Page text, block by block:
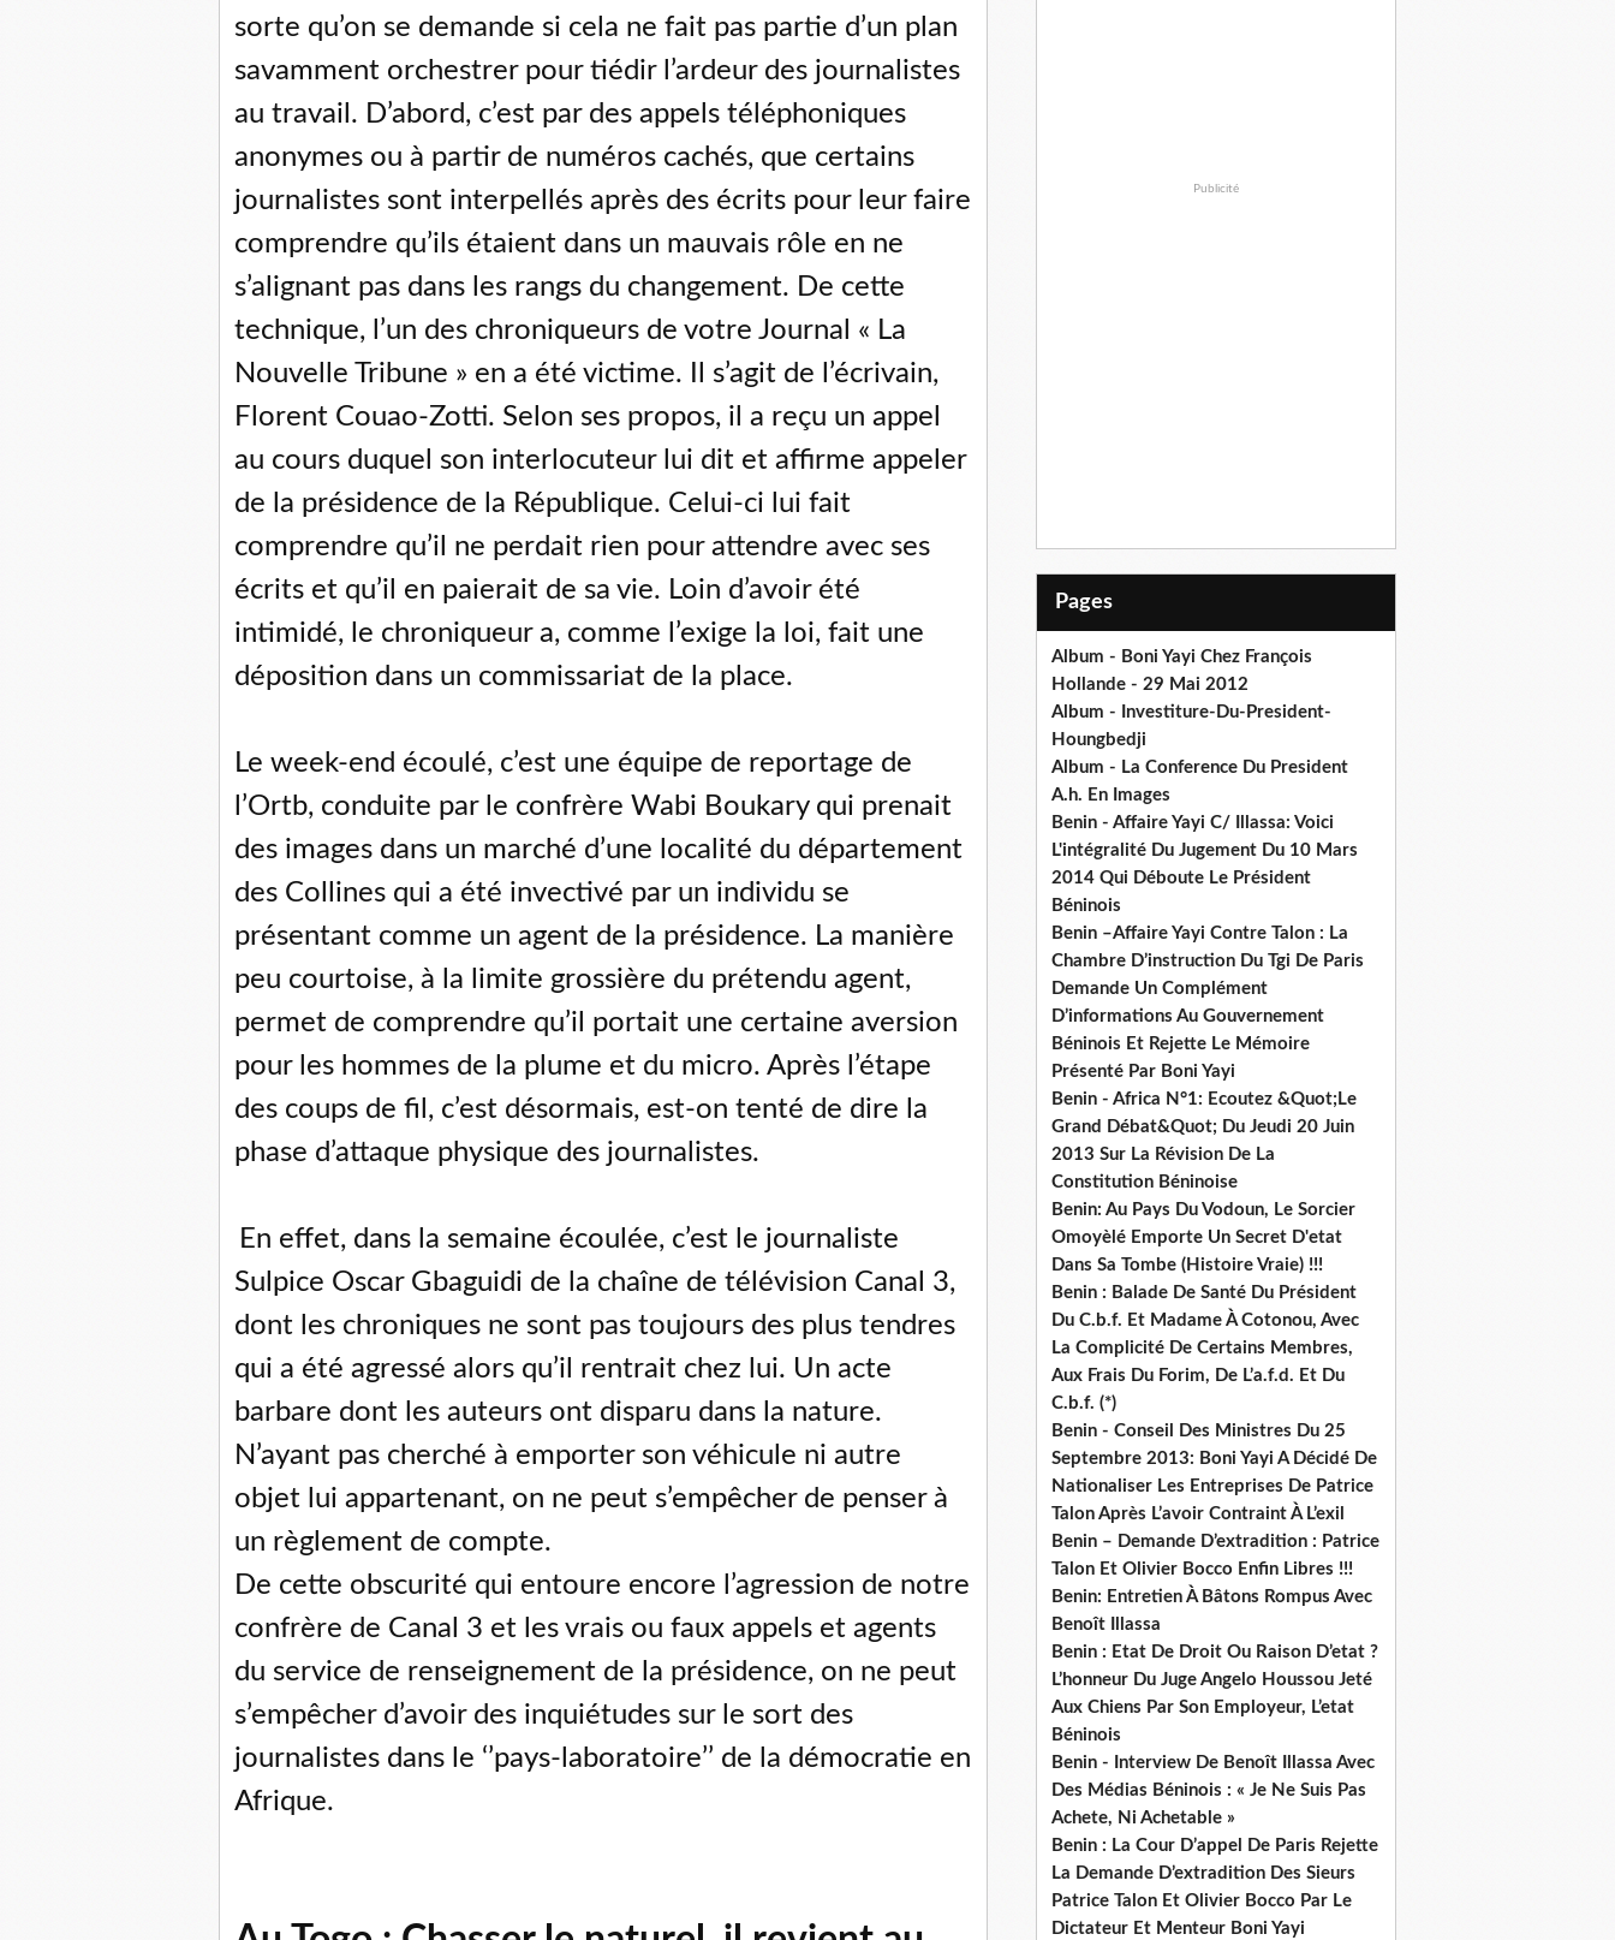
sorte qu’on se demande si cela ne fait pas partie d’un plan
savamment orchestrer pour tiédir l’ardeur des journalistes
au travail. D’abord, c’est par des appels téléphoniques
anonymes ou à partir de numéros cachés, que certains
journalistes sont interpellés après des écrits pour leur faire
comprendre qu’ils étaient dans un mauvais rôle en ne
s’alignant pas dans les rangs du changement. De cette
technique, l’un des chroniqueurs de votre Journal « La
Nouvelle Tribune » en a été victime. Il s’agit de l’écrivain,
Florent Couao-Zotti. Selon ses propos, il a reçu un appel
au cours duquel son interlocuteur lui dit et affirme appeler
de la présidence de la République. Celui-ci lui fait
comprendre qu’il ne perdait rien pour attendre avec ses
écrits et qu’il en paierait de sa vie. Loin d’avoir été
intimidé, le chroniqueur a, comme l’exige la loi, fait une
déposition dans un commissariat de la place.
Le week-end écoulé, c’est une équipe de reportage de
l’Ortb, conduite par le confrère Wabi Boukary qui prenait
des images dans un marché d’une localité du département
des Collines qui a été invectivé par un individu se
présentant comme un agent de la présidence. La manière
peu courtoise, à la limite grossière du prétendu agent,
permet de comprendre qu’il portait une certaine aversion
pour les hommes de la plume et du micro. Après l’étape
des coups de fil, c’est désormais, est-on tenté de dire la
phase d’attaque physique des journalistes.
En effet, dans la semaine écoulée, c’est le journaliste
Sulpice Oscar Gbaguidi de la chaîne de télévision Canal 3,
dont les chroniques ne sont pas toujours des plus tendres
qui a été agressé alors qu’il rentrait chez lui. Un acte
barbare dont les auteurs ont disparu dans la nature.
N’ayant pas cherché à emporter son véhicule ni autre
objet lui appartenant, on ne peut s’empêcher de penser à
un règlement de compte.
De cette obscurité qui entoure encore l’agression de notre
confrère de Canal 3 et les vrais ou faux appels et agents
du service de renseignement de la présidence, on ne peut
s’empêcher d’avoir des inquiétudes sur le sort des
journalistes dans le ‘’pays-laboratoire’’ de la démocratie en
Afrique.
Publicité
Pages
Album - Boni Yayi Chez François
Hollande - 29 Mai 2012
Album - Investiture-Du-President-
Houngbedji
Album - La Conference Du President
A.h. En Images
Benin - Affaire Yayi C/ Illassa: Voici
L'intégralité Du Jugement Du 10 Mars
2014 Qui Déboute Le Président
Béninois
Benin –Affaire Yayi Contre Talon : La
Chambre D’instruction Du Tgi De Paris
Demande Un Complément
D’informations Au Gouvernement
Béninois Et Rejette Le Mémoire
Présenté Par Boni Yayi
Benin - Africa N°1: Ecoutez &Quot;Le
Grand Débat&Quot; Du Jeudi 20 Juin
2013 Sur La Révision De La
Constitution Béninoise
Benin: Au Pays Du Vodoun, Le Sorcier
Omoyèlé Emporte Un Secret D'etat
Dans Sa Tombe (Histoire Vraie) !!!
Benin : Balade De Santé Du Président
Du C.b.f. Et Madame À Cotonou, Avec
La Complicité De Certains Membres,
Aux Frais Du Forim, De L’a.f.d. Et Du
C.b.f. (*)
Benin - Conseil Des Ministres Du 25
Septembre 2013: Boni Yayi A Décidé De
Nationaliser Les Entreprises De Patrice
Talon Après L’avoir Contraint À L’exil
Benin – Demande D’extradition : Patrice
Talon Et Olivier Bocco Enfin Libres !!!
Benin: Entretien À Bâtons Rompus Avec
Benoît Illassa
Benin : Etat De Droit Ou Raison D’etat ?
L’honneur Du Juge Angelo Houssou Jeté
Aux Chiens Par Son Employeur, L’etat
Béninois
Benin - Interview De Benoît Illassa Avec
Des Médias Béninois : « Je Ne Suis Pas
Achete, Ni Achetable »
Benin : La Cour D’appel De Paris Rejette
La Demande D’extradition Des Sieurs
Patrice Talon Et Olivier Bocco Par Le
Dictateur Et Menteur Boni Yayi